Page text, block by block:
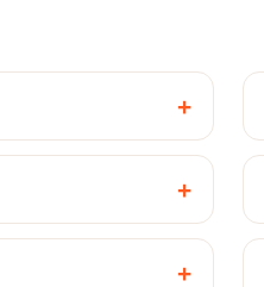
+
+
+